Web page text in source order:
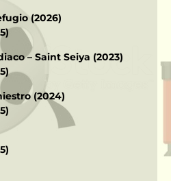
(2026)
– Saint Seiya (2023)
(2024)